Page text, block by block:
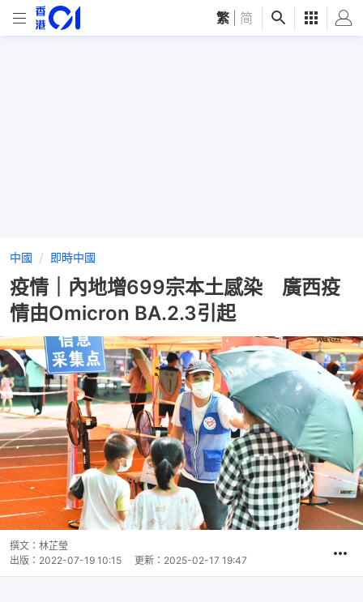
繁 简
中國 即時中國
疫情｜內地增699宗本土感染 廣西疫
情由Omicron BA.2.3引起
撰文： 林芷瑩
出版： 2022-07-19 10:15 更新： 2025-02-17 19:47